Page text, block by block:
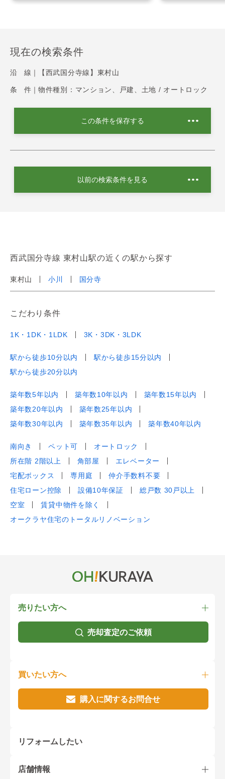
現在の検索条件
沿 線｜ 【西武国分寺線】東村山
条 件｜ 物件種別：マンション、戸建、土地 / オートロック
この条件を保存する
以前の検索条件を見る
西武国分寺線 東村山駅の近くの駅から探す
東村山 小川 国分寺
こだわり条件
1K・1DK・1LDK 3K・3DK・3LDK
駅から徒歩10分以内
駅から徒歩15分以内
駅から徒歩20分以内
築年数5年以内 築年数10年以内
築年数15年以内
築年数20年以内
築年数25年以内
築年数30年以内
築年数35年以内 築年数40年以内
南向き ペット可
オートロック
所在階 2階以上
角部屋
エレベーター
宅配ボックス
専用庭
仲介手数料不要
住宅ローン控除
設備10年保証
総戸数 30戸以上
空室
賃貸中物件を除く
オークラヤ住宅のトータルリノベーション
売りたい方へ
売却査定のご依頼
買いたい方へ
購入に関するお問合せ
リフォームしたい
店舗情報